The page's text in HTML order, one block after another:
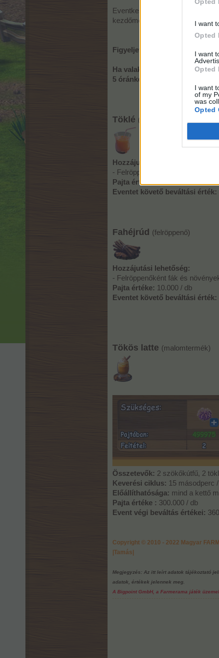
I want
Opted
I want
Opted
I want
of my
was
Opted
Eventkezdéskor
kezdőmennyiség számukra)
Figyeljetek arra, hogy a
Ha valakinek mégis elfogy az
5 óránként 5 magot ad a
Töklé (felröppenő)
Hozzájutási lehetőség:
- Felröppenőként növények
Pajta értéke:
Eventet követő beváltási érték:
Fahéjrúd (felröppenő)
Hozzájutási lehetőség:
- Felröppenőként fák és
Pajta értéke: 10.000 / db
Eventet követő beváltási érték:
Tökös latte (malomtermék)
Összetevők: 2 szökőkútfű, 2
Keverési ciklus: 15 másodperc
Előállíthatósága: mind a kettő
Pajta értéke : 300.000 / db
Event végi beváltás értékei:
Copyright © 2010 - 2022 Magyar
|Tamás|
Megjegyzés: Az itt leírt adatok tájékoztató
adatok, értékek jelennek meg.
A Bigpoint GmbH, a Farmerama játék